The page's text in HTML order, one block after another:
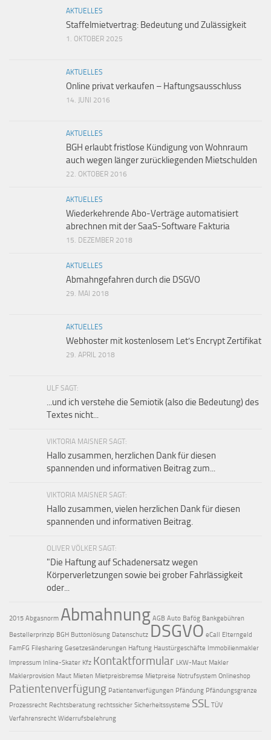
AKTUELLES
Staffelmietvertrag: Bedeutung und Zulässigkeit
1. OKTOBER 2025
AKTUELLES
Online privat verkaufen – Haftungsausschluss
14. JUNI 2016
AKTUELLES
BGH erlaubt fristlose Kündigung von Wohnraum
auch wegen länger zurückliegenden Mietschulden
22. OKTOBER 2016
AKTUELLES
Wiederkehrende Abo-Verträge automatisiert
abrechnen mit der SaaS-Software Fakturia
15. DEZEMBER 2018
AKTUELLES
Abmahngefahren durch die DSGVO
29. MAI 2018
AKTUELLES
Webhoster mit kostenlosem Let’s Encrypt Zertifikat
29. APRIL 2018
ULF SAGT:
...und ich verstehe die Semiotik (also die Bedeutung) des
Textes nicht...
VIKTORIA MAISNER SAGT:
Hallo zusammen, herzlichen Dank für diesen
spannenden und informativen Beitrag zum...
VIKTORIA MAISNER SAGT:
Hallo zusammen, vielen herzlichen Dank für diesen
spannenden und informativen Beitrag.
OLIVER VÖLKER SAGT:
"Die Haftung auf Schaden­ersatz wegen
Körperverletzungen sowie bei grober Fahr­lässig­keit
oder...
2015 Abgasnorm Abmahnung AGB Auto Bafög Bankgebühren
Bestellerprinzip BGH Buttonlösung Datenschutz DSGVO eCall Elterngeld
FamFG Filesharing Gesetzesänderungen Haftung Haustürgeschäfte Immobilienmakler
Impressum Inline-Skater Kfz Kontaktformular LKW-Maut Makler
Maklerprovision Maut Mieten Mietpreisbremse Mietpreise Notrufsystem Onlineshop
Patientenverfügung Patientenverfügungen Pfändung Pfändungsgrenze
Prozessrecht Rechtsberatung rechtssicher Sicherheitssysteme SSL TÜV
Verfahrensrecht Widerrufsbelehrung